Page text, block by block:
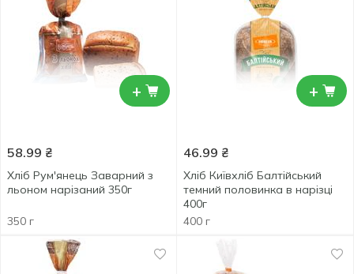
+
58.99 ₴
Хліб Рум'янець Заварний з
льоном нарізаний 350г
350 г
+
46.99 ₴
Хліб Київхліб Балтійський
темний половинка в нарізці
400г
400 г